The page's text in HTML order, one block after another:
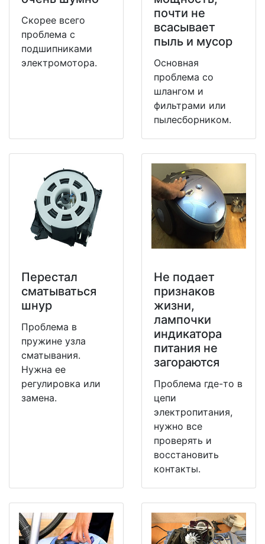
Скорее всего
проблема с
подшипниками
электромотора.
почти не
всасывает
пыль и мусор
Основная
проблема со
шлангом и
фильтрами или
пылесборником.
Перестал
сматываться
шнур
Проблема в
пружине узла
сматывания.
Нужна ее
регулировка или
замена.
Не подает
признаков
жизни,
лампочки
индикатора
питания не
загораются
Проблема где-то в
цепи
электропитания,
нужно все
проверять и
восстановить
контакты.